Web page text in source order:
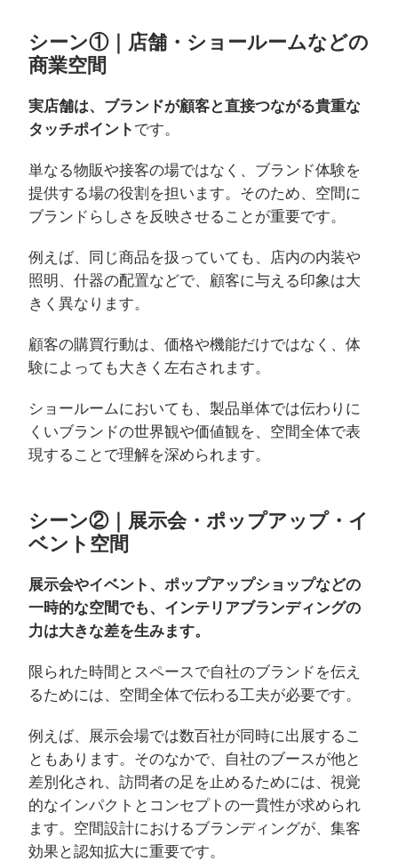
シーン①｜店舗・ショールームなどの
商業空間
実店舗は、ブランドが顧客と直接つながる貴重な
タッチポイント です。
単なる物販や接客の場ではなく、ブランド体験を
提供する場の役割を担います。そのため、空間に
ブランドらしさを反映させることが重要です。
例えば、同じ商品を扱っていても、店内の内装や
照明、什器の配置などで、顧客に与える印象は大
きく異なります。
顧客の購買行動は、価格や機能だけではなく、体
験によっても大きく左右されます。
ショールームにおいても、製品単体では伝わりに
くいブランドの世界観や価値観を、空間全体で表
現することで理解を深められます。
シーン②｜展示会・ポップアップ・イ
ベント空間
展示会やイベント、ポップアップショップなどの
一時的な空間でも、インテリアブランディングの
力は大きな差を生みます。
限られた時間とスペースで自社のブランドを伝え
るためには、空間全体で伝わる工夫が必要です。
例えば、展示会場では数百社が同時に出展するこ
ともあります。そのなかで、自社のブースが他と
差別化され、訪問者の足を止めるためには、視覚
的なインパクトとコンセプトの一貫性が求められ
ます。空間設計におけるブランディングが、集客
効果と認知拡大に重要です。